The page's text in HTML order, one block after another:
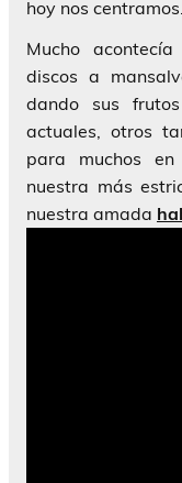
hoy nos centramos.
Mucho
discos a
dando sus
actuales, otros
para muchos
nuestra más
nuestra amada